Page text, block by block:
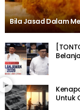
Bila Jasad Dalam
Untuk